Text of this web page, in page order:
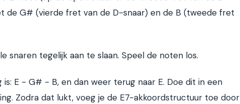
de G# (vierde fret van de D-snaar) en de B (tweede fret
snaren tegelijk aan te slaan. Speel de noten los.
E - G# - B, en dan weer terug naar E. Doe dit in een
Zodra dat lukt, voeg je de E7-akkoordstructuur toe door